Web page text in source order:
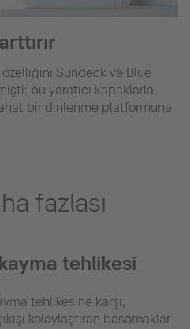
özelliğini Sundeck ve Blue
bu yaratıcı kapaklarla,
bir dinlenme platformuna
fazlası
tehlikesi
tehlikesine karşı,
kolaylaştıran basamaklar